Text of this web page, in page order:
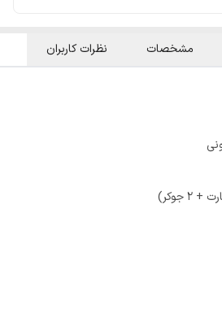
مشخصات نظرات کاربران